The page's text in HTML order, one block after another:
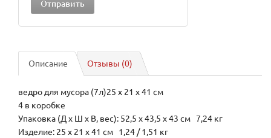
Описание Отзывы (0)
ведро для мусора (7л)25 x 21 x 41 см
4 в коробке
Упаковка (Д х Ш х В, вес): 52,5 x 43,5 x 43 см 7,24 кг
Изделие: 25 x 21 x 41 см 1,24 / 1,51 кг